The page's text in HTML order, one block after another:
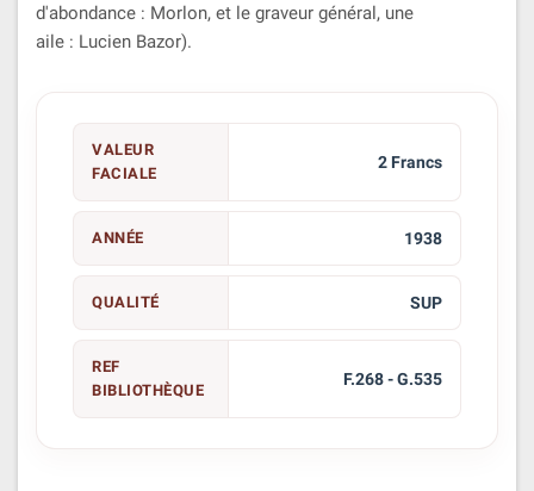
d'abondance : Morlon, et le graveur général, une
aile : Lucien Bazor).
VALEUR
FACIALE
2 Francs
ANNÉE 1938
QUALITÉ SUP
REF
BIBLIOTHÈQUE
F.268 - G.535